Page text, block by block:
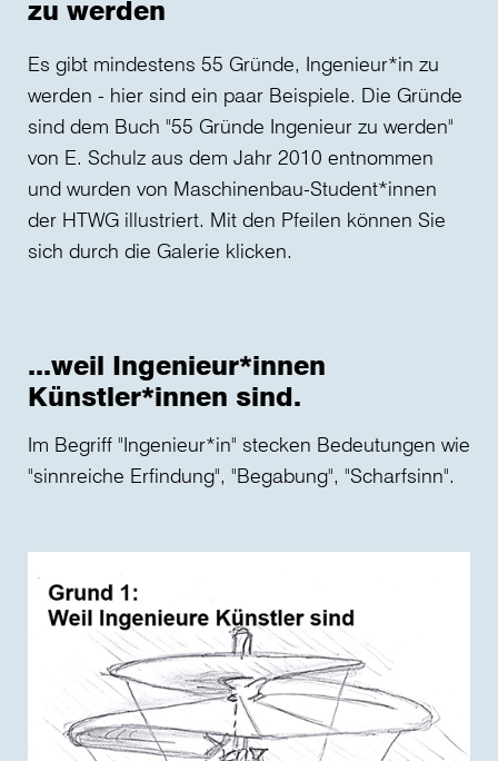
zu werden
Es gibt mindestens 55 Gründe, Ingenieur*in zu
werden - hier sind ein paar Beispiele. Die Gründe
sind dem Buch "55 Gründe Ingenieur zu werden"
von E. Schulz aus dem Jahr 2010 entnommen
und wurden von Maschinenbau-Student*innen
der HTWG illustriert. Mit den Pfeilen können Sie
sich durch die Galerie klicken.
...weil Ingenieur*innen
Künstler*innen sind.
Im Begriff "Ingenieur*in" stecken Bedeutungen wie
"sinnreiche Erfindung", "Begabung", "Scharfsinn".